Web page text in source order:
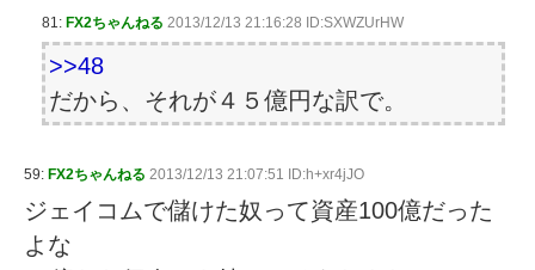
81: FX2ちゃんねる 2013/12/13 21:16:28 ID:SXWZUrHW
>>48
だから、それが４５億円な訳で。
59: FX2ちゃんねる 2013/12/13 21:07:51 ID:h+xr4jJO
ジェイコムで儲けた奴って資産100億だった
よな